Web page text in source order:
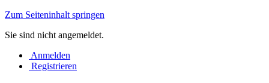
Zum Seiteninhalt springen
Sie sind nicht angemeldet.
Anmelden
Registrieren